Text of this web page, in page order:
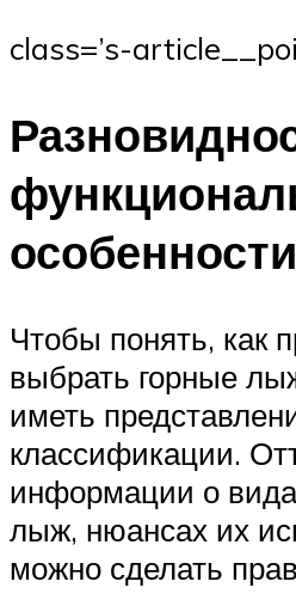
class=’s-
особенности
Чтобы понять, как
выбрать горные
иметь
классификации.
информации о
лыж, нюансах их
можно сделать